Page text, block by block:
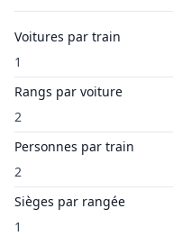
Voitures par train
1
Rangs par voiture
2
Personnes par train
2
Sièges par rangée
1